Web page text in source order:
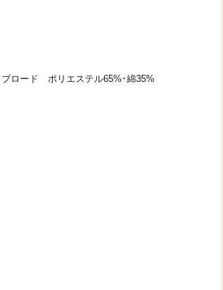
ブロード ポリエステル65%･綿35%